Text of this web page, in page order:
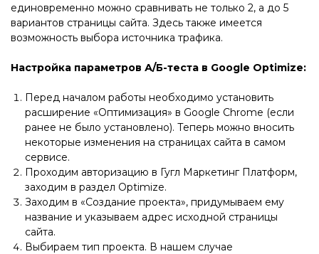
единовременно можно сравнивать не только 2, а до 5
вариантов страницы сайта. Здесь также имеется
возможность выбора источника трафика.
Настройка параметров А/Б-теста в Google Optimize:
Перед началом работы необходимо установить
расширение «Оптимизация» в Google Chrome (если
ранее не было установлено). Теперь можно вносить
некоторые изменения на страницах сайта в самом
сервисе.
Проходим авторизацию в Гугл Маркетинг Платформ,
заходим в раздел Optimize.
Заходим в «Создание проекта», придумываем ему
название и указываем адрес исходной страницы
сайта.
Выбираем тип проекта. В нашем случае